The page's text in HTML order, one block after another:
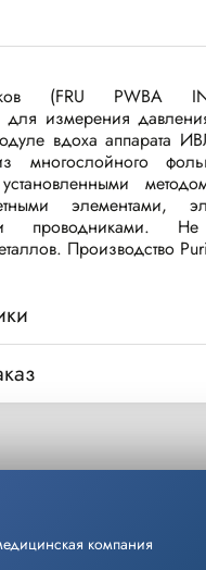
(FRU PWBA
для измерения
вдоха аппарата
многослойного
элементами,
проводниками. Не
Производство
(FRU PWBA
075227-SP Запасная часть к
компания